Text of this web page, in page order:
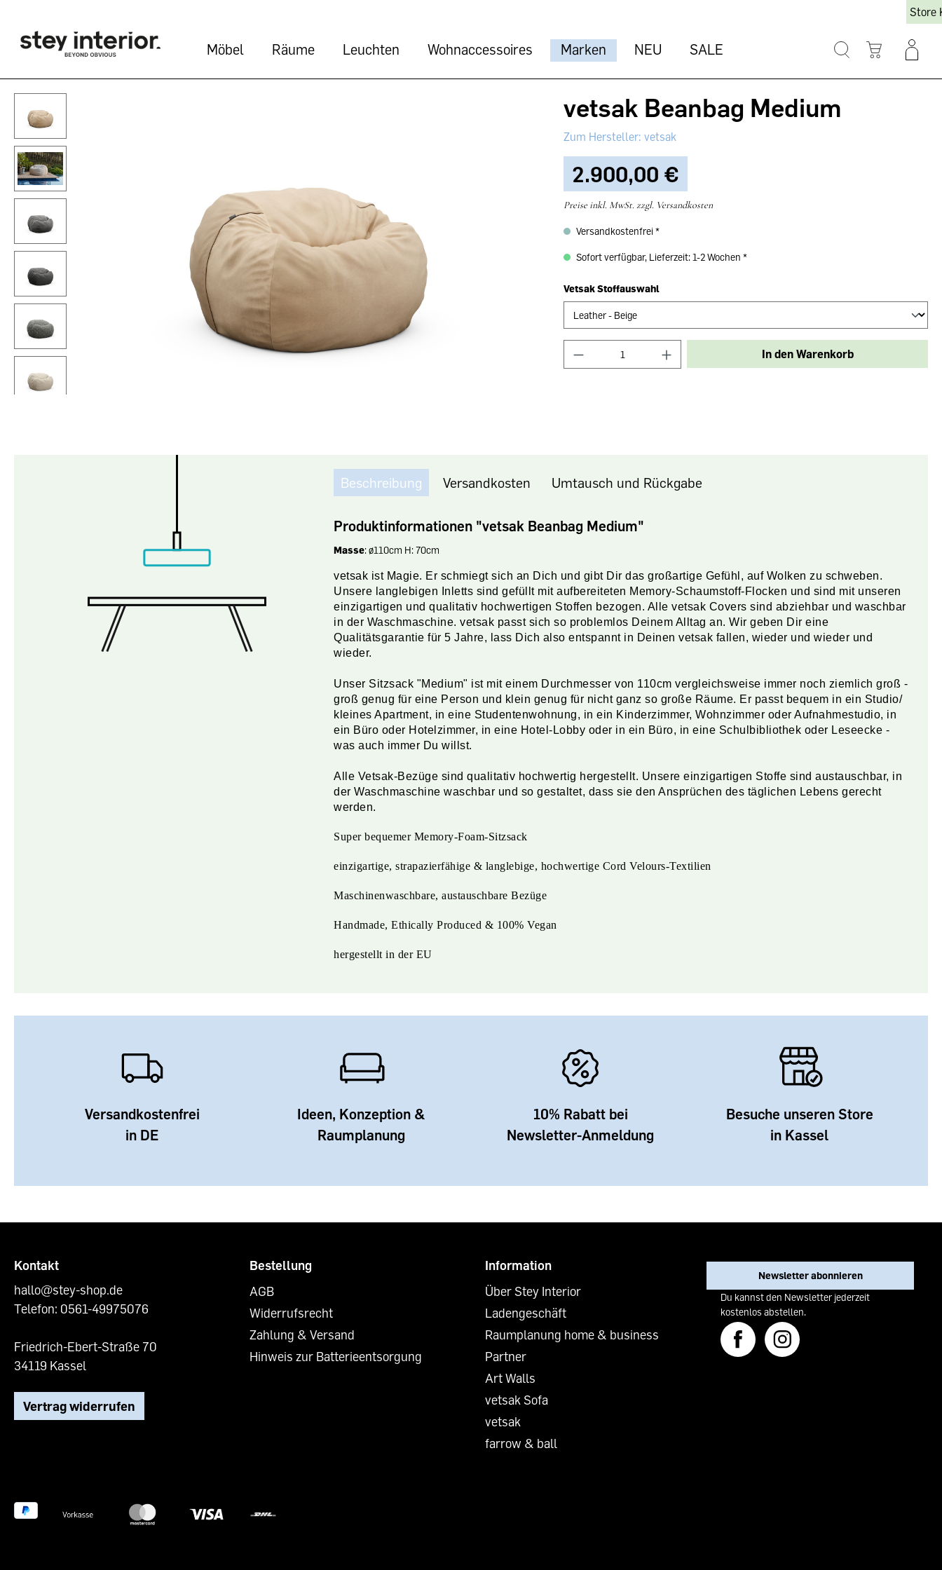
Store
Möbel Räume Leuchten Wohnaccessoires Marken NEU SALE
vetsak Beanbag Medium
vetsak
2.900,00 €‎
Preise inkl. MwSt. zzgl. Versandkosten
Versandkostenfrei
Sofort verfügbar, Lieferzeit: 1-2 Wochen
Vetsak Stoffauswahl
In den Warenkorb
Beschreibung Versandkosten Umtausch und Rückgabe
Produktinformationen "vetsak Beanbag Medium"
Masse: ø110cm H: 70cm
vetsak ist Magie. Er schmiegt sich an Dich und gibt Dir das großartige Gefühl, auf Wolken zu schweben.
Unsere langlebigen Inletts sind gefüllt mit aufbereiteten Memory-Schaumstoff-Flocken und sind mit unseren
einzigartigen und qualitativ hochwertigen Stoffen bezogen. Alle vetsak Covers sind abziehbar und waschbar
in der Waschmaschine. vetsak passt sich so problemlos Deinem Alltag an. Wir geben Dir eine
Qualitätsgarantie für 5 Jahre, lass Dich also entspannt in Deinen vetsak fallen, wieder und wieder und
wieder.
Unser Sitzsack "Medium" ist mit einem Durchmesser von 110cm vergleichsweise immer noch ziemlich groß -
groß genug für eine Person und klein genug für nicht ganz so große Räume. Er passt bequem in ein Studio/
kleines Apartment, in eine Studentenwohnung, in ein Kinderzimmer, Wohnzimmer oder Aufnahmestudio, in
ein Büro oder Hotelzimmer, in eine Hotel-Lobby oder in ein Büro, in eine Schulbibliothek oder Leseecke -
was auch immer Du willst.
Alle Vetsak-Bezüge sind qualitativ hochwertig hergestellt. Unsere einzigartigen Stoffe sind austauschbar, in
der Waschmaschine waschbar und so gestaltet, dass sie den Ansprüchen des täglichen Lebens gerecht
werden.
Super bequemer Memory-Foam-Sitzsack
einzigartige, strapazierfähige & langlebige, hochwertige Cord Velours-Textilien
Maschinenwaschbare, austauschbare Bezüge
Handmade, Ethically Produced & 100% Vegan
hergestellt in der EU
Versandkostenfrei
in DE
Ideen, Konzeption &
Raumplanung
10% Rabatt bei
Newsletter-Anmeldung
Besuche unseren Store
in Kassel
Kontakt
hallo@stey-shop.de
Telefon: 0561-49975076
Friedrich-Ebert-Straße 70
34119 Kassel
Vertrag widerrufen
Bestellung
AGB
Widerrufsrecht
Zahlung & Versand
Hinweis zur Batterieentsorgung
Information
Über Stey Interior
Ladengeschäft
Raumplanung home & business
Partner
Art Walls
vetsak Sofa
vetsak
farrow & ball
Newsletter abonnieren
Du kannst den Newsletter jederzeit
kostenlos abstellen.